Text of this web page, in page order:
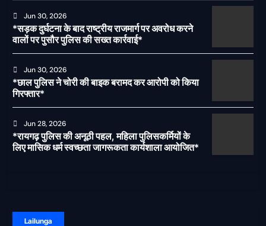
Jun 30, 2026
*सड़क दुर्घटना के बाद राष्ट्रीय राजमार्ग पर अवरोध करने
वालों पर पुसौर पुलिस की सख्त कार्रवाई*
Jun 30, 2026
*छाल पुलिस ने चोरी की बाइक बरामद कर आरोपी को किया
गिरफ्तार*
Jun 28, 2026
*रायगढ़ पुलिस की अनूठी पहल, महिला पुलिसकर्मियों के
लिए मासिक धर्म स्वच्छता जागरूकता कार्यशाला आयोजित*
Lailunga